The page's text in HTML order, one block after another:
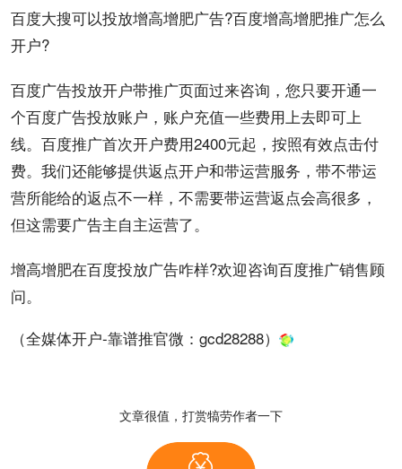
百度大搜可以投放增高增肥广告?百度增高增肥推广怎么
开户?
百度广告投放开户带推广页面过来咨询，您只要开通一
个百度广告投放账户 ，账户充值一些费用上去即可上
线。 百度推广首次开户费用2400元起，按照有效点击付
费。我们还能够提供返点开户和带运营服务，带不带运
营所能给的返点不一样，不需要带运营返点会高很多，
但这需要广告主自主运营了。
增高增肥在百度投放广告咋样?欢迎咨询百度推广销售顾
问。
（全媒体开户-靠谱推官微： gcd28288）
文章很值，打赏犒劳作者一下